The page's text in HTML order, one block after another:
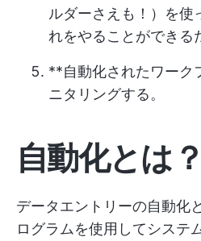
ルダーさえも！）を使
れをやることができる
**自動化されたワーク
ニタリングする。
自動化とは？
データエントリーの自動化
ログラムを使用してシステ